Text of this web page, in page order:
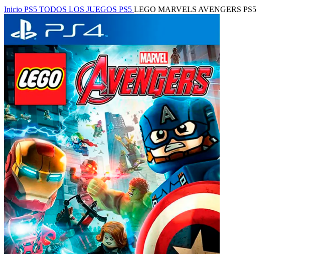
Inicio PS5 TODOS LOS JUEGOS PS5 LEGO MARVELS AVENGERS PS5